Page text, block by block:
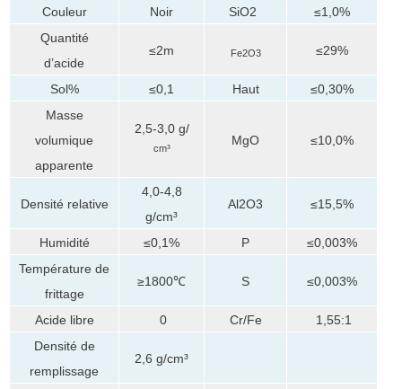
Couleur Noir SiO2
≤1,0%
Quantité
d’acide
≤2m Fe2O3 ≤29%
Sol% ≤0,1 Haut
≤0,30%
Masse
volumique
apparente
2,5-3,0 g/
cm³
MgO ≤10,0%
Densité relative
4,0-4,8
g/cm³
Al2O3 ≤15,5%
Humidité ≤0,1% P
≤0,003%
Température de
frittage
≥1800℃ S ≤0,003%
Acide libre 0 Cr/Fe
1,55:1
Densité de
remplissage
2,6 g/cm³